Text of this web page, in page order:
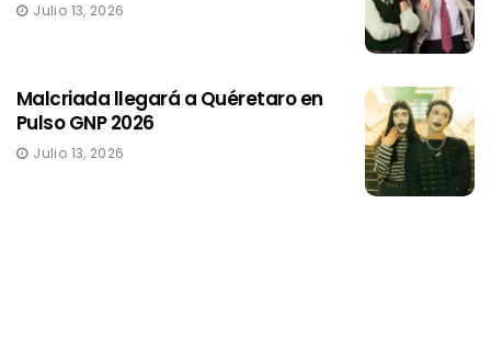
Julio 13, 2026
Malcriada llegará a Quéretaro en
Pulso GNP 2026
Julio 13, 2026